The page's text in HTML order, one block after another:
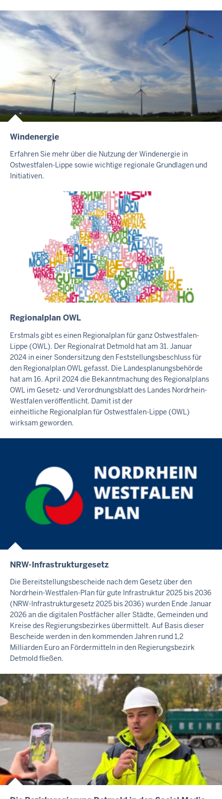
T
S
T
E
I
N
H
A
Windenergie
Erfahren Sie mehr über die Nutzung der Windenergie in
Ostwestfalen-Lippe sowie wichtige regionale Grundlagen und
Initiativen.
I
N
H
A
L
T
S
S
Regionalplan OWL
Erstmals gibt es einen Regionalplan für ganz Ostwestfalen-
Lippe (OWL). Der Regionalrat Detmold hat am 31. Januar
2024 in einer Sondersitzung den Feststellungsbeschluss für
den Regionalplan OWL gefasst. Die Landesplanungsbehörde
hat am 16. April 2024 die Bekanntmachung des Regionalplans
OWL im Gesetz- und Verordnungsblatt des Landes Nordrhein-
Westfalen veröffentlicht. Damit ist der
einheitliche Regionalplan für Ostwestfalen-Lippe (OWL)
wirksam geworden.
I
N
H
A
L
T
S
S
I
T
E
NRW-Infrastrukturgesetz
Die Bereitstellungsbescheide nach dem Gesetz über den
Nordrhein-Westfalen-Plan für gute Infrastruktur 2025 bis 2036
(NRW-Infrastrukturgesetz 2025 bis 2036) wurden Ende Januar
2026 an die digitalen Postfächer aller Städte, Gemeinden und
Kreise des Regierungsbezirkes übermittelt. Auf Basis dieser
Bescheide werden in den kommenden Jahren rund 1,2
Milliarden Euro an Fördermitteln in den Regierungsbezirk
Detmold fließen.